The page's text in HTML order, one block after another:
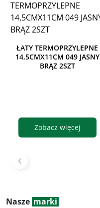
ŁATY TERMOPRZYLEPNE
14,5CMX11CM 049 JASNY
BRĄZ 2SZT
Zobacz więcej
Nasze marki